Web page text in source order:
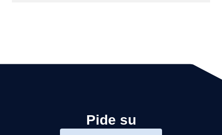
Pide su